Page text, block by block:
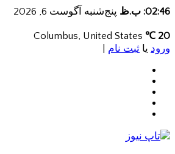
02:46: ب.ظ پنج‌شنبه آگوست 6, 2026
20 ℃
ورود یا ثبت نام